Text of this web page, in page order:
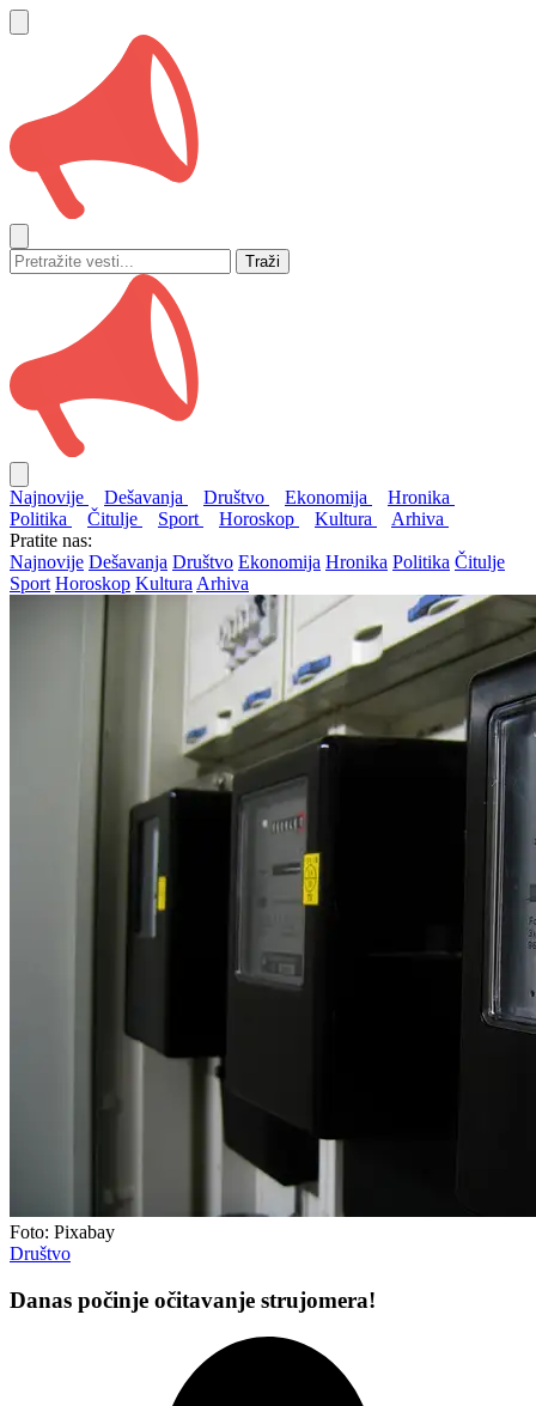
Traži
Najnovije Dešavanja Društvo Ekonomija
Hronika
Politika
Čitulje Sport Horoskop Kultura
Arhiva
Pratite nas:
Najnovije Dešavanja Društvo Ekonomija Hronika Politika Čitulje
Sport Horoskop Kultura Arhiva
Foto: Pixabay
Društvo
Danas počinje očitavanje strujomera!